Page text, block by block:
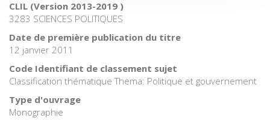
CLIL (Version 2013-2019 )
3283 SCIENCES POLITIQUES
Date de première publication du titre
12 janvier 2011
Code Identifiant de classement sujet
Classification thématique Thema: Politique et gouvernement
Type d'ouvrage
Monographie